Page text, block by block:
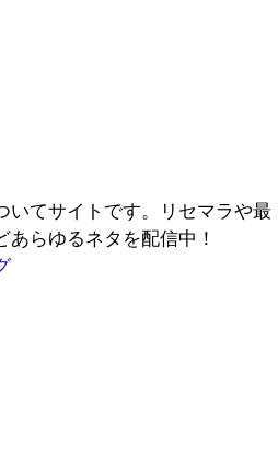
いてサイトです。リセマラや最
らゆるネタを配信中！